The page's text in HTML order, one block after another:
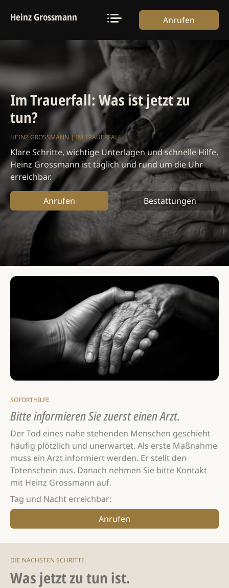
Heinz Grossmann Anrufen
Im Trauerfall: Was ist jetzt zu
tun?
HEINZ GROSSMANN | IM TRAUERFALL
Klare Schritte, wichtige Unterlagen und schnelle Hilfe.
Heinz Grossmann ist täglich und rund um die Uhr
erreichbar.
Anrufen Bestattungen
SOFORTHILFE
Bitte informieren Sie zuerst einen Arzt.
Der Tod eines nahe stehenden Menschen geschieht
häufig plötzlich und unerwartet. Als erste Maßnahme
muss ein Arzt informiert werden. Er stellt den
Totenschein aus. Danach nehmen Sie bitte Kontakt
mit Heinz Grossmann auf.
Tag und Nacht erreichbar:
Anrufen
DIE NÄCHSTEN SCHRITTE
Was jetzt zu tun ist.